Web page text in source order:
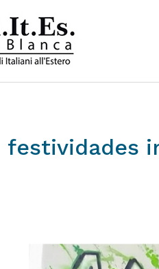
festividades